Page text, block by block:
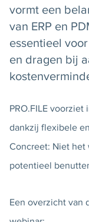
vormt een
van ERP en
essentieel
en dragen bij
PRO.FILE
dankzij flexibele
Concreet: Niet het
potentieel
Een overzicht van